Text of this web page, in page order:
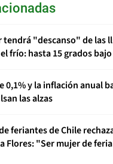
tendrá "descanso" de las
frío: hasta 15 grados
0,1% y la inflación anual
las alzas
feriantes de Chile
Flores: "Ser mujer de